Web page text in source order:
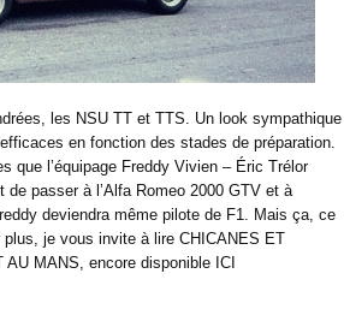
les NSU TT et TTS. Un look sympathique
en fonction des stades de préparation.
que l’équipage Freddy Vivien – Éric Trélor
de passer à l’Alfa Romeo 2000 GTV et à
deviendra même pilote de F1. Mais ça, ce
je vous invite à lire CHICANES ET
MANS, encore disponible ICI